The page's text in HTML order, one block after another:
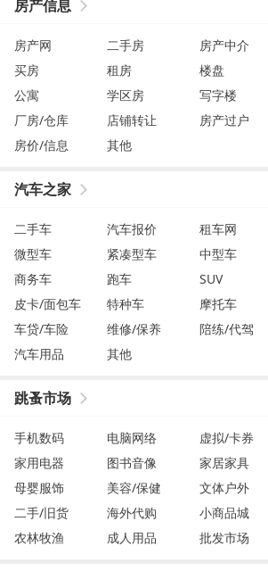
房产信息
房产网 二手房 房产中介
买房
租房 楼盘
公寓
学区房 写字楼
厂房/仓库
店铺转让 房产过户
房价/信息
其他
汽车之家
二手车 汽车报价 租车网
微型车
紧凑型车 中型车
商务车
跑车 SUV
皮卡/面包车
特种车 摩托车
车贷/车险
维修/保养 陪练/代驾
汽车用品
其他
跳蚤市场
手机数码 电脑网络 虚拟/卡券
家用电器
图书音像 家居家具
母婴服饰
美容/保健 文体户外
二手/旧货
海外代购 小商品城
农林牧渔
成人用品 批发市场